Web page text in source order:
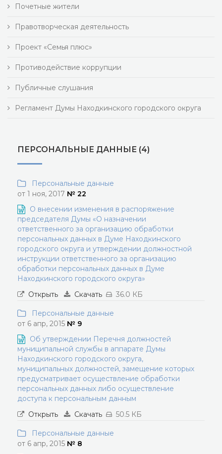
Почетные жители
Правотворческая деятельность
Проект «Семья плюс»
Противодействие коррупции
Публичные слушания
Регламент Думы Находкинского городского округа
ПЕРСОНАЛЬНЫЕ ДАННЫЕ (4)
Персональные данные
от 1 ноя, 2017 № 22
О внесении изменения в распоряжение
председателя Думы «О назначении
ответственного за организацию обработки
персональных данных в Думе Находкинского
городского округа и утверждении должностной
инструкции ответственного за организацию
обработки персональных данных в Думе
Находкинского городского округа»
Открыть
Скачать 36.0 КБ
Персональные данные
от 6 апр, 2015 № 9
Об утверждении Перечня должностей
муниципальной службы в аппарате Думы
Находкинского городского округа,
муниципальных должностей, замещение которых
предусматривает осуществление обработки
персональных данных либо осуществление
доступа к персональным данным
Открыть
Скачать 50.5 КБ
Персональные данные
от 6 апр, 2015 № 8